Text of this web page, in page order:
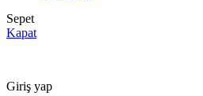
Sepet
Kapat
Giriş yap